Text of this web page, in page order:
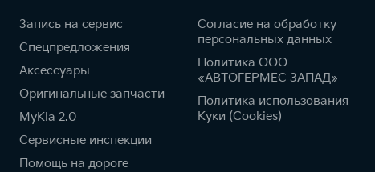
Запись на сервис
Спецпредложения
Аксессуары
Оригинальные запчасти
MyKia 2.0
Сервисные инспекции
Помощь на дороге
Согласие на обработку
персональных данных
Политика ООО
«АВТОГЕРМЕС ЗАПАД»
Политика использования
Куки (Cookies)